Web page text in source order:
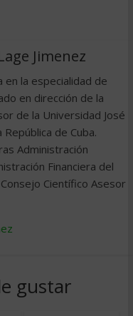
Jimenez
en la especialidad de
en dirección de la
de la Universidad José
de Cuba.
Administración
Financiera del
Científico Asesor
gustar